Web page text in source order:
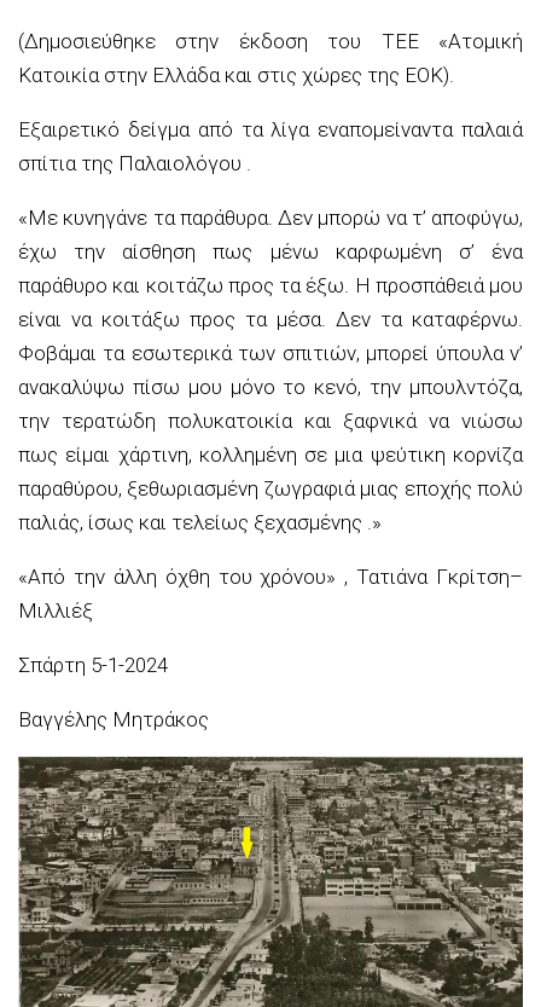
(Δημοσιεύθηκε στην έκδοση του ΤΕΕ «Ατομική
Κατοικία στην Ελλάδα και στις χώρες της ΕΟΚ).
Εξαιρετικό δείγμα από τα λίγα εναπομείναντα παλαιά
σπίτια της Παλαιολόγου .
«Με κυνηγάνε τα παράθυρα. Δεν μπορώ να τ’ αποφύγω,
έχω την αίσθηση πως μένω καρφωμένη σ’ ένα
παράθυρο και κοιτάζω προς τα έξω. Η προσπάθειά μου
είναι να κοιτάξω προς τα μέσα. Δεν τα καταφέρνω.
Φοβάμαι τα εσωτερικά των σπιτιών, μπορεί ύπουλα ν’
ανακαλύψω πίσω μου μόνο το κενό, την μπουλντόζα,
την τερατώδη πολυκατοικία και ξαφνικά να νιώσω
πως είμαι χάρτινη, κολλημένη σε μια ψεύτικη κορνίζα
παραθύρου, ξεθωριασμένη ζωγραφιά μιας εποχής πολύ
παλιάς, ίσως και τελείως ξεχασμένης .»
«Από την άλλη όχθη του χρόνου» , Τατιάνα Γκρίτση–
Μιλλιέξ
Σπάρτη 5-1-2024
Βαγγέλης Μητράκος